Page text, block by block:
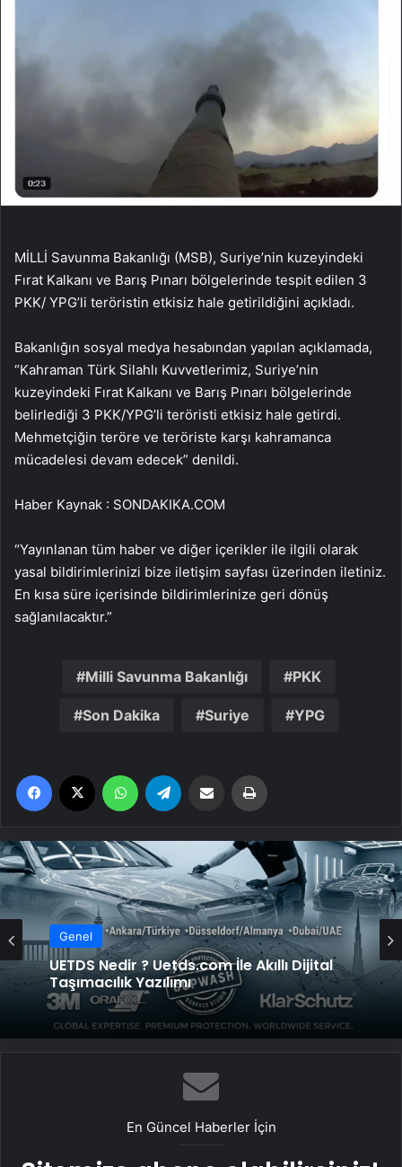
MİLLİ Savunma Bakanlığı (MSB), Suriye’nin kuzeyindeki
Fırat Kalkanı ve Barış Pınarı bölgelerinde tespit edilen 3
PKK/ YPG’li teröristin etkisiz hale getirildiğini açıkladı.
Bakanlığın sosyal medya hesabından yapılan açıklamada,
“Kahraman Türk Silahlı Kuvvetlerimiz, Suriye’nin
kuzeyindeki Fırat Kalkanı ve Barış Pınarı bölgelerinde
belirlediği 3 PKK/YPG’li teröristi etkisiz hale getirdi.
Mehmetçiğin teröre ve teröriste karşı kahramanca
mücadelesi devam edecek” denildi.
Haber Kaynak : SONDAKIKA.COM
“Yayınlanan tüm haber ve diğer içerikler ile ilgili olarak
yasal bildirimlerinizi bize iletişim sayfası üzerinden iletiniz.
En kısa süre içerisinde bildirimlerinize geri dönüş
sağlanılacaktır.”
Milli Savunma Bakanlığı PKK
Son Dakika Suriye YPG
Facebook WhatsApp Email'den paylaş
Genel
UETDS Nedir ? Uetds.com İle Akıllı Dijital
Taşımacılık Yazılımı
Genel
En Güncel Haberler İçin